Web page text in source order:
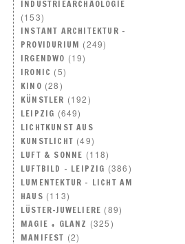
INDUSTRIEARCHÄOLOGIE
(153)
INSTANT ARCHITEKTUR –
PROVIDURIUM (249)
IRGENDWO (19)
IRONIC (5)
KINO (28)
KÜNSTLER (192)
LEIPZIG (649)
LICHTKUNST AUS
KUNSTLICHT (49)
LUFT & SONNE (118)
LUFTBILD – LEIPZIG (386)
LUMENTEKTUR – LICHT AM
HAUS (113)
LÜSTER-JUWELIERE (89)
MAGIE + GLANZ (325)
MANIFEST (2)